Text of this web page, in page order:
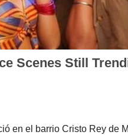
en el barrio Cristo Rey de